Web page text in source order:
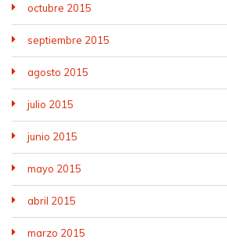
octubre 2015
septiembre 2015
agosto 2015
julio 2015
junio 2015
mayo 2015
abril 2015
marzo 2015